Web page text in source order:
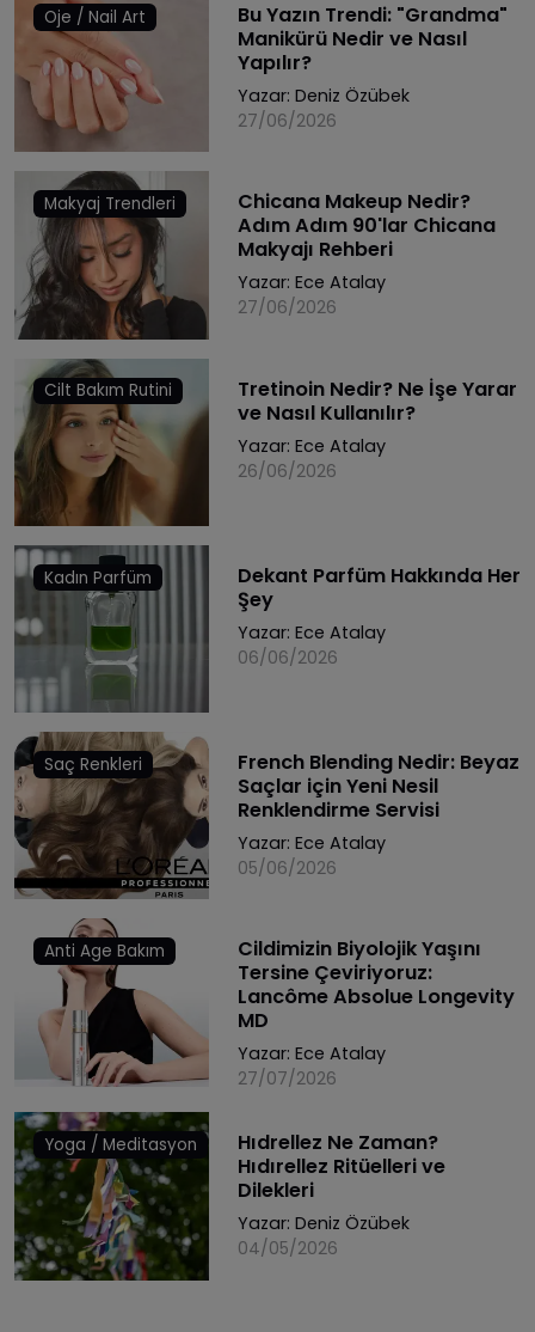
Oje / Nail Art
Bu Yazın Trendi: "Grandma"
Manikürü Nedir ve Nasıl
Yapılır?
Yazar: Deniz Özübek
27/06/2026
Makyaj Trendleri
Chicana Makeup Nedir?
Adım Adım 90'lar Chicana
Makyajı Rehberi
Yazar: Ece Atalay
27/06/2026
Cilt Bakım Rutini
Tretinoin Nedir? Ne İşe Yarar
ve Nasıl Kullanılır?
Yazar: Ece Atalay
26/06/2026
Kadın Parfüm
Dekant Parfüm Hakkında Her
Şey
Yazar: Ece Atalay
06/06/2026
Saç Renkleri
French Blending Nedir: Beyaz
Saçlar için Yeni Nesil
Renklendirme Servisi
Yazar: Ece Atalay
05/06/2026
Anti Age Bakım
Cildimizin Biyolojik Yaşını
Tersine Çeviriyoruz:
Lancôme Absolue Longevity
MD
Yazar: Ece Atalay
27/07/2026
Yoga / Meditasyon
Hıdrellez Ne Zaman?
Hıdırellez Ritüelleri ve
Dilekleri
Yazar: Deniz Özübek
04/05/2026